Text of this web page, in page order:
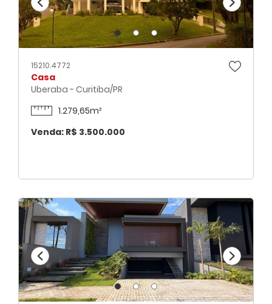
Menor área total
15210.4772
Casa
Uberaba - Curitiba/PR
1.279,65m²
Venda: R$ 3.500.000